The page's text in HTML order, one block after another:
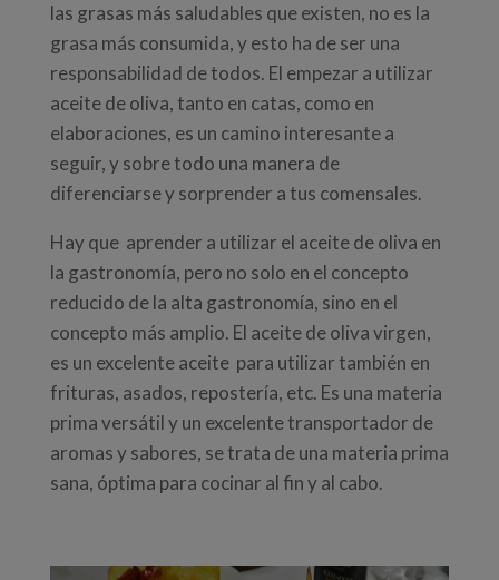
las grasas más saludables que existen, no es la
grasa más consumida, y esto ha de ser una
responsabilidad de todos. El empezar a utilizar
aceite de oliva, tanto en catas, como en
elaboraciones, es un camino interesante a
seguir, y sobre todo una manera de
diferenciarse y sorprender a tus comensales.
Hay que aprender a utilizar el aceite de oliva en
la gastronomía, pero no solo en el concepto
reducido de la alta gastronomía, sino en el
concepto más amplio. El aceite de oliva virgen,
es un excelente aceite para utilizar también en
frituras, asados, repostería, etc. Es una materia
prima versátil y un excelente transportador de
aromas y sabores, se trata de una materia prima
sana, óptima para cocinar al fin y al cabo.